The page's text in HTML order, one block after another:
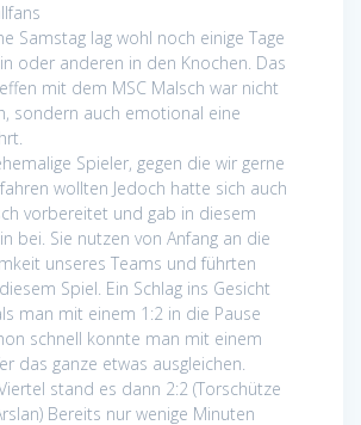
Samstag lag wohl noch einige Tage
oder anderen in den Knochen. Das
mit dem MSC Malsch war nicht
sondern auch emotional eine
Spieler, gegen die wir gerne
wollten Jedoch hatte sich auch
vorbereitet und gab in diesem
bei. Sie nutzen von Anfang an die
unseres Teams und führten
Spiel. Ein Schlag ins Gesicht
man mit einem 1:2 in die Pause
schnell konnte man mit einem
das ganze etwas ausgleichen.
stand es dann 2:2 (Torschütze
Bereits nur wenige Minuten